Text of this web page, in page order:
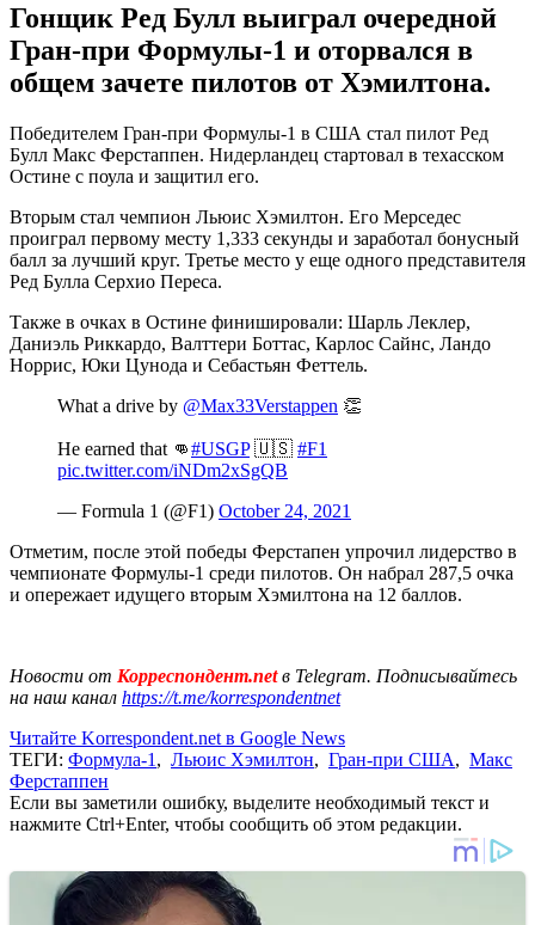
Гонщик Ред Булл выиграл очередной
Гран-при Формулы-1 и оторвался в
общем зачете пилотов от Хэмилтона.
Победителем Гран-при Формулы-1 в США стал пилот Ред
Булл Макс Ферстаппен. Нидерландец стартовал в техасском
Остине с поула и защитил его.
Вторым стал чемпион Льюис Хэмилтон. Его Мерседес
проиграл первому месту 1,333 секунды и заработал бонусный
балл за лучший круг. Третье место у еще одного представителя
Ред Булла Серхио Переса.
Также в очках в Остине финишировали: Шарль Леклер,
Даниэль Риккардо, Валттери Боттас, Карлос Сайнс, Ландо
Норрис, Юки Цунода и Себастьян Феттель.
What a drive by @Max33Verstappen 👏
He earned that 👊#USGP🇺🇸 #F1
pic.twitter.com/iNDm2xSgQB
— Formula 1 (@F1) October 24, 2021
Отметим, после этой победы Ферстапен упрочил лидерство в
чемпионате Формулы-1 среди пилотов. Он набрал 287,5 очка
и опережает идущего вторым Хэмилтона на 12 баллов.
Новости от Корреспондент.netв Telegram. Подписывайтесь
на наш канал https://t.me/korrespondentnet
Читайте Korrespondent.net в Google News
ТЕГИ: Формула-1 , Льюис Хэмилтон, Гран-при США, Макс
Ферстаппен
Если вы заметили ошибку, выделите необходимый текст и
нажмите Ctrl+Enter, чтобы сообщить об этом редакции.